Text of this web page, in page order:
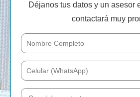
Déjanos tus datos y un asesor
contactará muy